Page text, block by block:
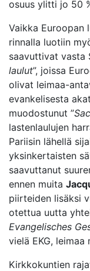
osuus ylitti jo 50
Vaikka Euroopan
rinnalla luotiin
saavuttivat vasta
laulut”, joissa
olivat leimaa-
evankelisesta
muodostunut ”
lastenlaulujen
Pariisin lähellä
yksinkertaisten
saavuttanut
ennen muita
piirteiden lisäksi
otettua uutta
Evangelisches
vielä EKG, leimaa
Kirkkokuntien